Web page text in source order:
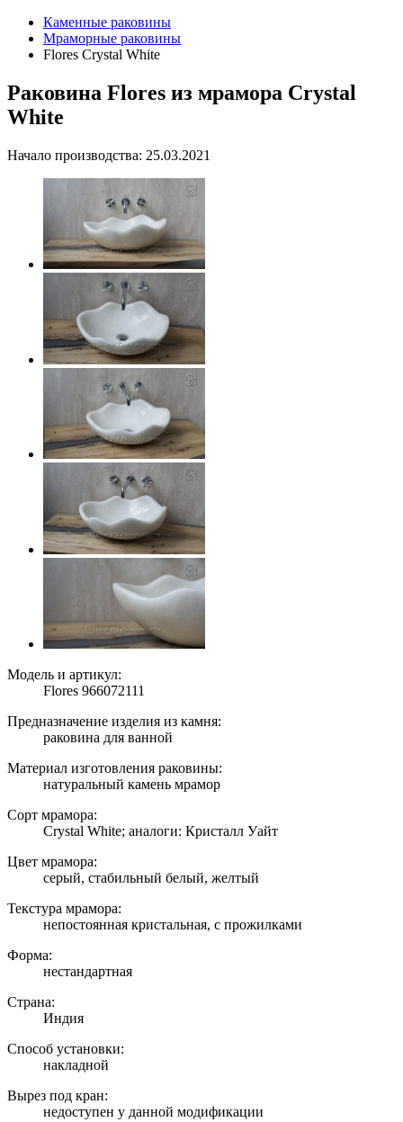
Каменные раковины
Мраморные раковины
Flores Crystal White
Раковина Flores из мрамора Crystal
White
Начало производства: 25.03.2021
Модель и артикул:
Flores 966072111
Предназначение изделия из камня:
раковина для ванной
Материал изготовления раковины:
натуральный камень мрамор
Сорт мрамора:
Crystal White; аналоги: Кристалл Уайт
Цвет мрамора:
серый, стабильный белый, желтый
Текстура мрамора:
непостоянная кристальная, с прожилками
Форма:
нестандартная
Страна:
Индия
Способ установки:
накладной
Вырез под кран:
недоступен у данной модификации